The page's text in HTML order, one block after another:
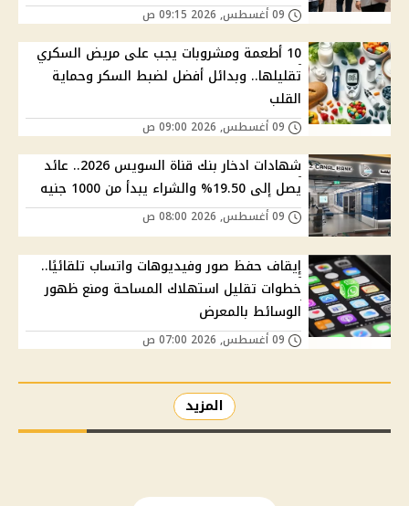
10 أطعمة ومشروبات يجب على مريض السكري
تقليلها.. وبدائل أفضل لضبط السكر وحماية
القلب
شهادات ادخار بنك قناة السويس 2026.. عائد
يصل إلى 19.50% والشراء يبدأ من 1000 جنيه
إيقاف حفظ صور وفيديوهات واتساب تلقائيًا..
خطوات تقليل استهلاك المساحة ومنع ظهور
الوسائط بالمعرض
المزيد